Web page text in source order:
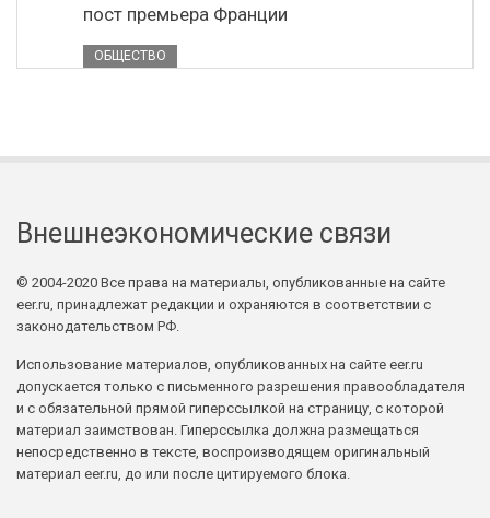
пост премьера Франции
ОБЩЕСТВО
Внешнеэкономические связи
© 2004-2020 Все права на материалы, опубликованные на сайте
eer.ru, принадлежат редакции и охраняются в соответствии с
законодательством РФ.
Использование материалов, опубликованных на сайте eer.ru
допускается только с письменного разрешения правообладателя
и с обязательной прямой гиперссылкой на страницу, с которой
материал заимствован. Гиперссылка должна размещаться
непосредственно в тексте, воспроизводящем оригинальный
материал eer.ru, до или после цитируемого блока.